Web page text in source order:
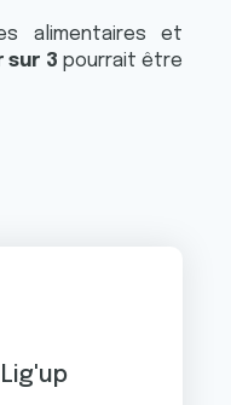
alimentaires et
sur 3 pourrait être